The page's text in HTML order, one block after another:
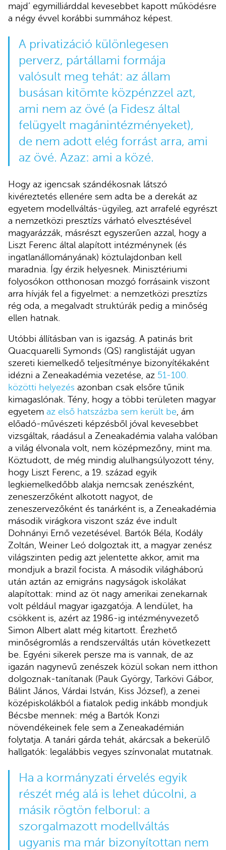
majd’ egymilliárddal kevesebbet kapott működésre
a négy évvel korábbi summához képest.
A privatizáció különlegesen
perverz, pártállami formája
valósult meg tehát: az állam
busásan kitömte közpénzzel azt,
ami nem az övé (a Fidesz által
felügyelt magánintézményeket),
de nem adott elég forrást arra, ami
az övé. Azaz: ami a közé.
Hogy az igencsak szándékosnak látszó
kivéreztetés ellenére sem adta be a derekát az
egyetem modellváltás-ügyileg, azt arrafelé egyrészt
a nemzetközi presztízs várható elvesztésével
magyarázzák, másrészt egyszerűen azzal, hogy a
Liszt Ferenc által alapított intézménynek (és
ingatlanállományának) köztulajdonban kell
maradnia. Így érzik helyesnek. Minisztériumi
folyosókon otthonosan mozgó forrásaink viszont
arra hívják fel a figyelmet: a nemzetközi presztízs
rég oda, a megalvadt struktúrák pedig a minőség
ellen hatnak.
Utóbbi állításban van is igazság. A patinás brit
Quacquarelli Symonds (QS) ranglistáját ugyan
szereti kiemelkedő teljesítménye bizonyítékaként
idézni a Zeneakadémia vezetése, az 51-100.
közötti helyezés azonban csak elsőre tűnik
kimagaslónak. Tény, hogy a többi területen magyar
egyetem az első hatszázba sem került be, ám
előadó-művészeti képzésből jóval kevesebbet
vizsgáltak, ráadásul a Zeneakadémia valaha valóban
a világ élvonala volt, nem középmezőny, mint ma.
Köztudott, de még mindig alulhangsúlyozott tény,
hogy Liszt Ferenc, a 19. század egyik
legkiemelkedőbb alakja nemcsak zenészként,
zeneszerzőként alkotott nagyot, de
zeneszervezőként és tanárként is, a Zeneakadémia
második virágkora viszont száz éve indult
Dohnányi Ernő vezetésével. Bartók Béla, Kodály
Zoltán, Weiner Leó dolgoztak itt, a magyar zenész
világszinten pedig azt jelentette akkor, amit ma
mondjuk a brazil focista. A második világháború
után aztán az emigráns nagyságok iskolákat
alapítottak: mind az öt nagy amerikai zenekarnak
volt például magyar igazgatója. A lendület, ha
csökkent is, azért az 1986-ig intézményvezető
Simon Albert alatt még kitartott. Érezhető
minőségromlás a rendszerváltás után következett
be. Egyéni sikerek persze ma is vannak, de az
igazán nagynevű zenészek közül sokan nem itthon
dolgoznak-tanítanak (Pauk György, Tarkövi Gábor,
Bálint János, Várdai István, Kiss József), a zenei
középiskolákból a fiatalok pedig inkább mondjuk
Bécsbe mennek: még a Bartók Konzi
növendékeinek fele sem a Zeneakadémián
folytatja. A tanári gárda tehát, akárcsak a bekerülő
hallgatók: legalábbis vegyes színvonalat mutatnak.
Ha a kormányzati érvelés egyik
részét még alá is lehet dúcolni, a
másik rögtön felborul: a
szorgalmazott modellváltás
ugyanis ma már bizonyítottan nem